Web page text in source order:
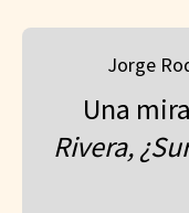
Jorge
Una
Rivera,